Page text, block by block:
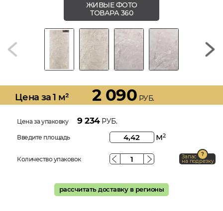
ЖИВЫЕ ФОТО
ТОВАРА 360
Цена за 1 м² 2 090 РУБ.
Цена за упаковку 9 234РУБ.
Введите площадь м2
Количество упаковок Запас
на подрезку
рассчитать доставку в регионы